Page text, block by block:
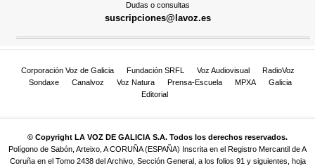
Dudas o consultas
suscripciones@lavoz.es
Corporación Voz de Galicia Fundación SRFL Voz Audiovisual
RadioVoz
Sondaxe
Canalvoz Voz Natura Prensa-Escuela MPXA
Galicia
Editorial
© Copyright LA VOZ DE GALICIA S.A. Todos los derechos reservados.
Polígono de Sabón, Arteixo, A CORUÑA (ESPAÑA) Inscrita en el Registro Mercantil de A
Coruña en el Tomo 2438 del Archivo, Sección General, a los folios 91 y siguientes, hoja